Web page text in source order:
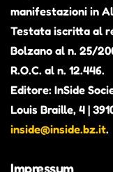
manifestazioni in
Testata iscritta al
Bolzano al n. 25/
R.O.C. al n. 12.446.
Editore: InSide
Louis Braille, 4 |
inside@inside.bz.it.